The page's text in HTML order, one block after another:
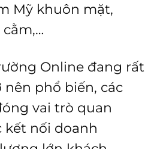
Mỹ khuôn mặt,
Online đang rất
phổ biến, các
vai trò quan
nối doanh